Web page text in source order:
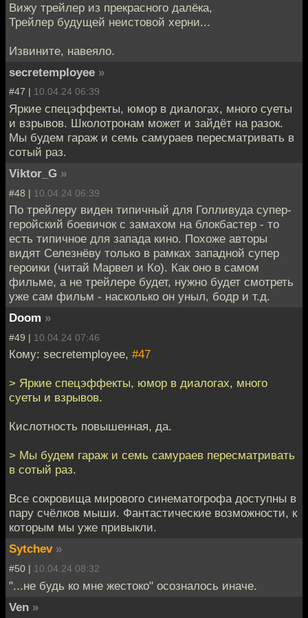
Вижу трейлер из прекрасного далёка,
Трейлер будущей неистовой херни...
Извините, навеяло.
secretemployee »
#47 | 10.04.24 06:39
Яркие спецэффекты, юмор в диалогах, много суеты
и взрывов. Школотронам может и зайдёт на разок.
Мы будем гараж и семь самураев пересматривать в
сотый раз.
Viktor_G »
#48 | 10.04.24 06:39
По трейлеру виден типичный для Голливуда супер-
геройский боевичок с замахом на блокбастер - то
есть типичное для запада кино. Похоже авторы
видят Селезнёву только в рамках западной супер
героики (читай Марвел и Ко). Как оно в самом
фильме, а не трейлере будет, нужно будет смотреть
уже сам фильм - насколько он уныл, бодр и т.д.
Doom »
#49 | 10.04.24 07:46
Кому: secretemployee, #47
> Яркие спецэффекты, юмор в диалогах, много
суеты и взрывов.
Кислотность повышенная, да.
> Мы будем гараж и семь самураев пересматривать
в сотый раз.
Все сокровища мирового синематогрофа доступны в
пару счёлков мыши. Фантастические возможности, к
которым мы уже привыкли.
Sytchev »
#50 | 10.04.24 08:32
"...не будь ко мне жестоко" осозналось иначе.
Ven »